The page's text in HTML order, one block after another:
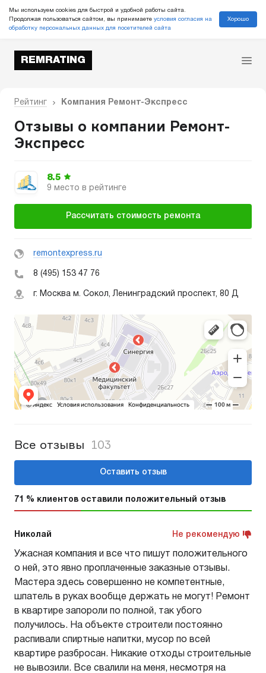
Мы используем cookies для быстрой и удобной работы сайта.
Продолжая пользоваться сайтом, вы принимаете условия согласия на
обработку персональных данных для посетителей сайта
Хорошо
REMRATING
Рейтинг Компания Ремонт-Экспресс
Отзывы о компании Ремонт-
Экспресс
8.5
9 место в рейтинге
Рассчитать стоимость ремонта
remontexpress.ru
8 (495) 153 47 76
г. Москва м. Сокол, Ленинградский проспект, 80 Д
Все отзывы 103
Оставить отзыв
71 % клиентов оставили положительный отзыв
Николай Не рекомендую
Ужасная компания и все что пишут положительного
о ней, это явно проплаченные заказные отзывы.
Мастера здесь совершенно не компетентные,
шпатель в руках вообще держать не могут! Ремонт
в квартире запороли по полной, так убого
получилось. На объекте строители постоянно
распивали спиртные напитки, мусор по всей
квартире разбросан. Никакие отходы строительные
не вывозили. Все свалили на меня, несмотря на